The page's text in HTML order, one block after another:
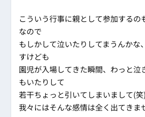
こういう行事に親として参加するの
なので
もしかして泣いたりしてまうんかな
すけども
園児が入場してきた瞬間、わっと泣
もいたりして
若干ちょっと引いてしまいまして(笑)
我々にはそんな感情は全く出てきま